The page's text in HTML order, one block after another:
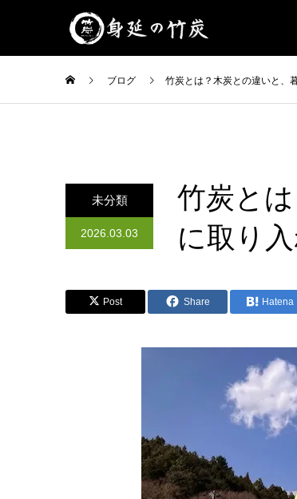
ブログ 竹炭とは？木炭との違いと、
未分類
2026.03.03
竹炭と
に取り
Post Share Hatena